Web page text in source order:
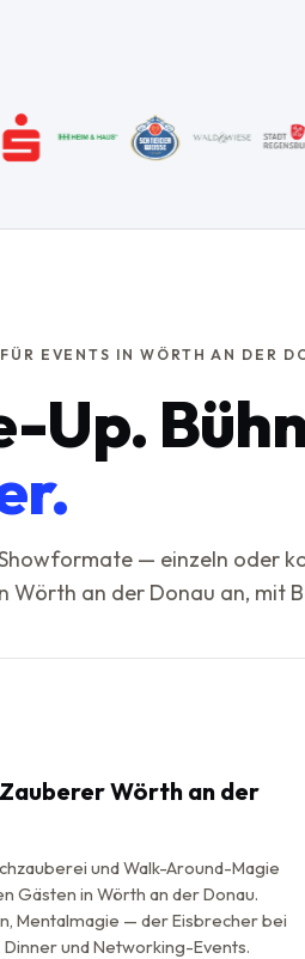
EVENTS IN WÖRTH AN DER
Up.
— einzeln oder
Wörth an der Donau an, mit
Wörth an der
und Walk-Around-Magie
Gästen in Wörth an der Donau.
Mentalmagie — der Eisbrecher bei
und Networking-Events.